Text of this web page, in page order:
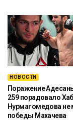
НОВОСТИ
Поражение
259 порадовало
Нурмагомедова не
победы Махачева